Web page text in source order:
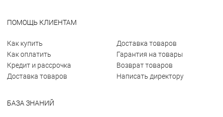
ПОМОЩЬ КЛИЕНТАМ
Как купить
Как оплатить
Кредит и рассрочка
Доставка товаров
Доставка товаров
Гарантия на товары
Возврат товаров
Написать директору
БАЗА ЗНАНИЙ